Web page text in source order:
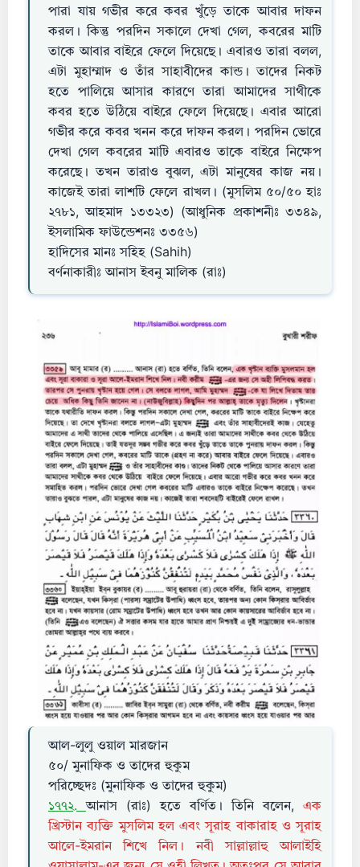
পারা যায় গভীর করে কবর খুঁড়ে তাকে আবার দাফন
করল। কিন্তু পরদিন সকালে দেখা গেল, কবরের মাটি
তাকে আবার বাইরে ফেলে দিয়েছে। এবারও তারা বলল,
এটা মুহাম্মাদ ও তাঁর সাহাবীদের কান্ড। তাদের নিকট
হতে পালিয়ে আসার কারণে তারা আমাদের সাথীকে
কবর হতে উঠিয়ে বাইরে ফেলে দিয়েছে। এবার আরো
গভীর করে কবর খনন করে দাফন করল। পরদিন ভোরে
দেখা গেল কবরের মাটি এবারও তাকে বাইরে নিক্ষেপ
করেছে। তখন তারাও বুঝল, এটা মানুষের কাজ নয়।
কাজেই তারা লাশটি ফেলে রাখল। (মুসলিম ৫০/৫০ হাঃ
২৭৮১, আহমাদ ১৩৩২৩) (আধুনিক প্রকাশনীঃ ৩৩৪৯,
ইসলামিক ফাউন্ডেশনঃ ৩৩৫৬)
হাদিসের মানঃ সহিহ (Sahih)
বর্ণনাকারীঃ আনাস ইবনু মালিক (রাঃ)
আল-লুলু ওয়াল মারজান
৫০/ মুনাফিক ও তাদের হুকুম
পরিচ্ছেদঃ (মুনাফিক ও তাদের হুকুম)
১৭৭২.আনাস (রাঃ) হতে বর্ণিত। তিনি বলেন, এক
খ্রিস্টান ব্যক্তি মুসলিম হল এবং সূরাহ বাকারাহ ও সূরাহ
আলে-ইমরান শিখে নিল। নবী সাল্লাল্লাহু আলাইহি